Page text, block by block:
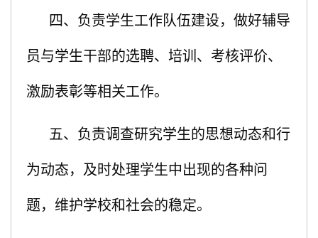
四、负责学生工作队伍建设，做好辅导
员与学生干部的选聘、培训、考核评价、
激励表彰等相关工作。
五、负责调查研究学生的思想动态和行
为动态，及时处理学生中出现的各种问
题，维护学校和社会的稳定。